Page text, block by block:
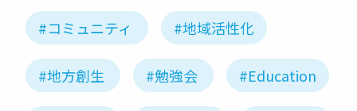
#コミュニティ #地域活性化
#地方創生 #勉強会 #Education